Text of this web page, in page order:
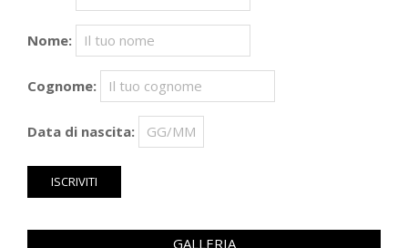
Nome:
Cognome:
Data di nascita:
GALLERIA